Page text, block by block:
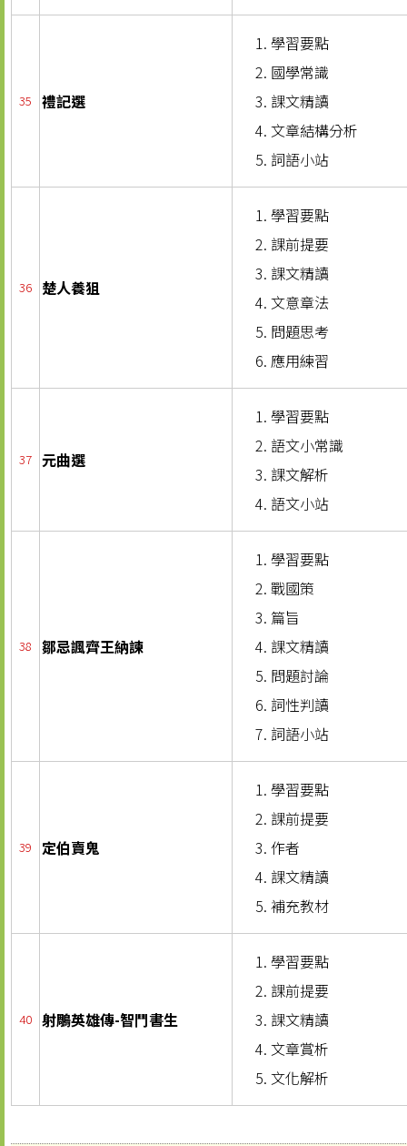
35 禮記選
學習要點
國學常識
課文精讀
文章結構分析
詞語小站
36 楚人養狙
學習要點
課前提要
課文精讀
文意章法
問題思考
應用練習
37 元曲選
學習要點
語文小常識
課文解析
語文小站
38 鄒忌諷齊王納諫
學習要點
戰國策
篇旨
課文精讀
問題討論
詞性判讀
詞語小站
39 定伯賣鬼
學習要點
課前提要
作者
課文精讀
補充教材
40 射鵰英雄傳-智鬥書生
學習要點
課前提要
課文精讀
文章賞析
文化解析